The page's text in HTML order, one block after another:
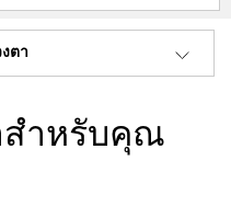
ตา
ำหรับคุณ